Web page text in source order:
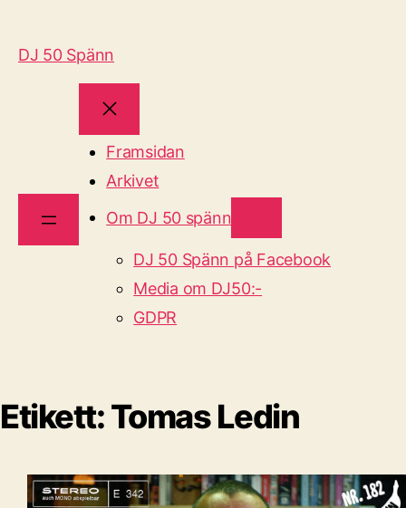
DJ 50 Spänn
Framsidan
Arkivet
Om DJ 50 spänn
DJ 50 Spänn på Facebook
Media om DJ50:-
GDPR
Etikett:Tomas Ledin